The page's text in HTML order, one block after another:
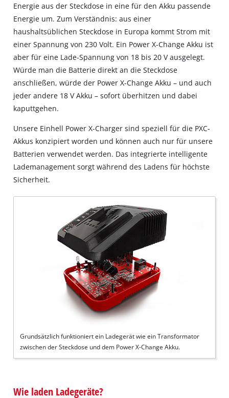
Energie aus der Steckdose in eine für den Akku passende
Energie um. Zum Verständnis: aus einer
haushaltsüblichen Steckdose in Europa kommt Strom mit
einer Spannung von 230 Volt. Ein Power X-Change Akku ist
aber für eine Lade-Spannung von 18 bis 20 V ausgelegt.
Würde man die Batterie direkt an die Steckdose
anschließen, würde der Power X-Change Akku – und auch
jeder andere 18 V Akku – sofort überhitzen und dabei
kaputtgehen.
Unsere Einhell Power X-Charger sind speziell für die PXC-
Akkus konzipiert worden und können auch nur für unsere
Batterien verwendet werden. Das integrierte intelligente
Lademanagement sorgt während des Ladens für höchste
Sicherheit.
Grundsätzlich funktioniert ein Ladegerät wie ein Transformator
zwischen der Steckdose und dem Power X-Change Akku.
Wie laden Ladegeräte?